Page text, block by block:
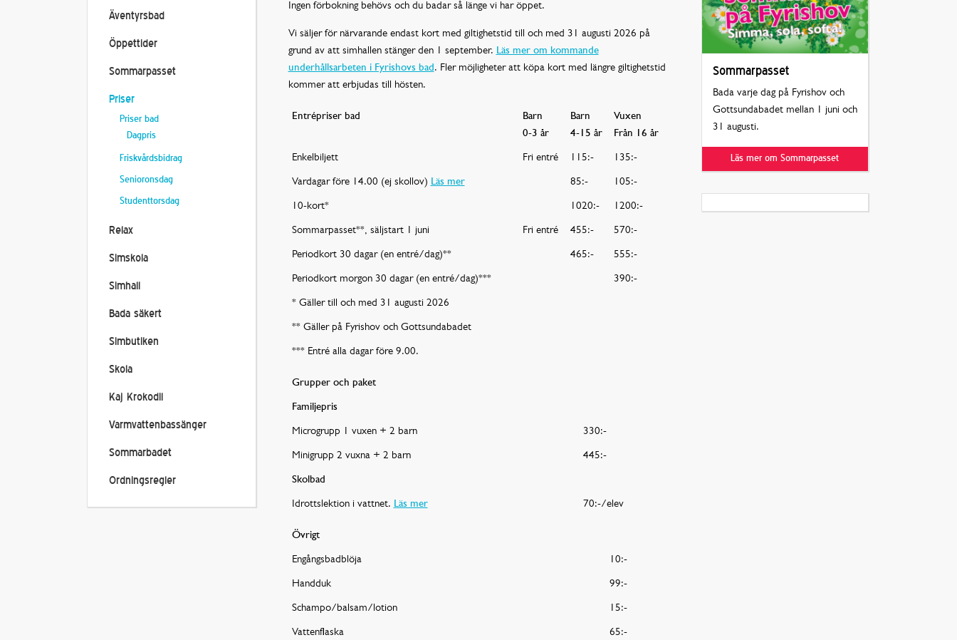
Äventyrsbad
Öppettider
Sommarpasset
Priser
Priser bad
Dagpris
Friskvårdsbidrag
Senioronsdag
Studenttorsdag
Relax
Simskola
Simhall
Bada säkert
Simbutiken
Skola
Kaj Krokodil
Varmvattenbassänger
Sommarbadet
Ordningsregler
Ingen förbokning behövs och du badar så länge vi har öppet.
Vi säljer för närvarande endast kort med giltighetstid till och med 31 augusti 2026 på
grund av att simhallen stänger den 1 september. Läs mer om kommande
underhållsarbeten i Fyrishovs bad. Fler möjligheter att köpa kort med längre giltighetstid
kommer att erbjudas till hösten.
Entrépriser bad
Barn
0-3 år
Barn
4-15 år
Vuxen
Från 16 år
Enkelbiljett Fri entré 115:- 135:-
Vardagar före 14.00 (ej skollov) Läs mer 85:- 105:-
10-kort* 1020:- 1200:-
Sommarpasset**, säljstart 1 juni Fri entré 455:- 570:-
Periodkort 30 dagar (en entré/dag)** 465:- 555:-
Periodkort morgon 30 dagar (en entré/dag)*** 390:-
* Gäller till och med 31 augusti 2026
** Gäller på Fyrishov och Gottsundabadet
*** Entré alla dagar före 9.00.
Grupper och paket
Familjepris
Microgrupp 1 vuxen + 2 barn 330:-
Minigrupp 2 vuxna + 2 barn 445:-
Skolbad
Idrottslektion i vattnet. Läs mer 70:-/elev
Övrigt
Engångsbadblöja 10:-
Handduk 99:-
Schampo/balsam/lotion 15:-
Vattenflaska 65:-
Sommarpasset
Bada varje dag på Fyrishov och
Gottsundabadet mellan 1 juni och
31 augusti.
Läs mer om Sommarpasset